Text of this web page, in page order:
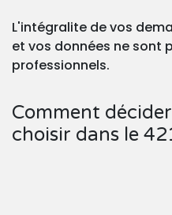
L'intégralite de vos
et vos données ne sont
professionnels.
Comment
choisir dans le